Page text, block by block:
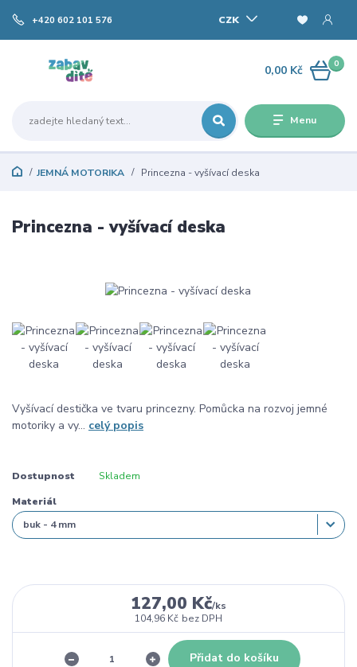
Menu
CZK
+420 602 101 576
0
0,00 Kč
JEMNÁ MOTORIKA Princezna - vyšívací deska
Princezna - vyšívací deska
Vyšívací destička ve tvaru princezny. Pomůcka na rozvoj jemné
motoriky a vy... celý popis
Dostupnost Skladem
Materiál
127,00 Kč/ks
104,96 Kč bez DPH
Přidat do košíku